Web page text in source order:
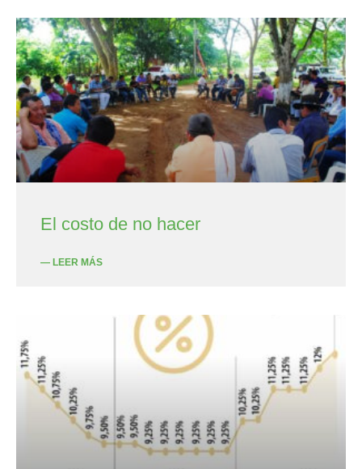
El costo de no hacer
— LEER MÁS